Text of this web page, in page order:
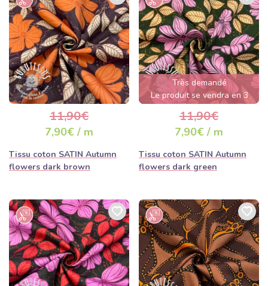
11,90€
7,90€ / m
Tissu coton SATIN Autumn
flowers dark brown
Très demandé
Le produit se vendra en 3
jours
11,90€
7,90€ / m
Tissu coton SATIN Autumn
flowers dark green